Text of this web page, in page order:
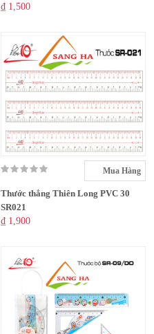
₫ 1,500
Mua Hàng
Thước thẳng Thiên Long PVC 30
SR021
₫ 1,900